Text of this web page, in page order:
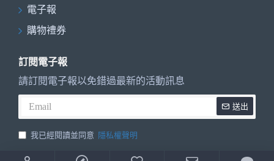
電子報
購物禮券
訂閱電子報
請訂閱電子報以免錯過最新的活動訊息
送出
我已經閱讀並同意 隱私權聲明